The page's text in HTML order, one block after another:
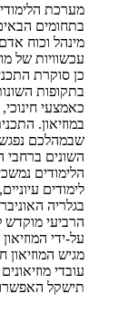
מערכת
בתחומים
מינהל וכוח
עכשוויות של
כן סוקרת
בתקופות
כאמצעי
במוזיאון.
שבמהלכם נפגש
השונים
הלימודים
בגלריה
הרביעי
על-ידי
מגיש
עובדי
תישקל